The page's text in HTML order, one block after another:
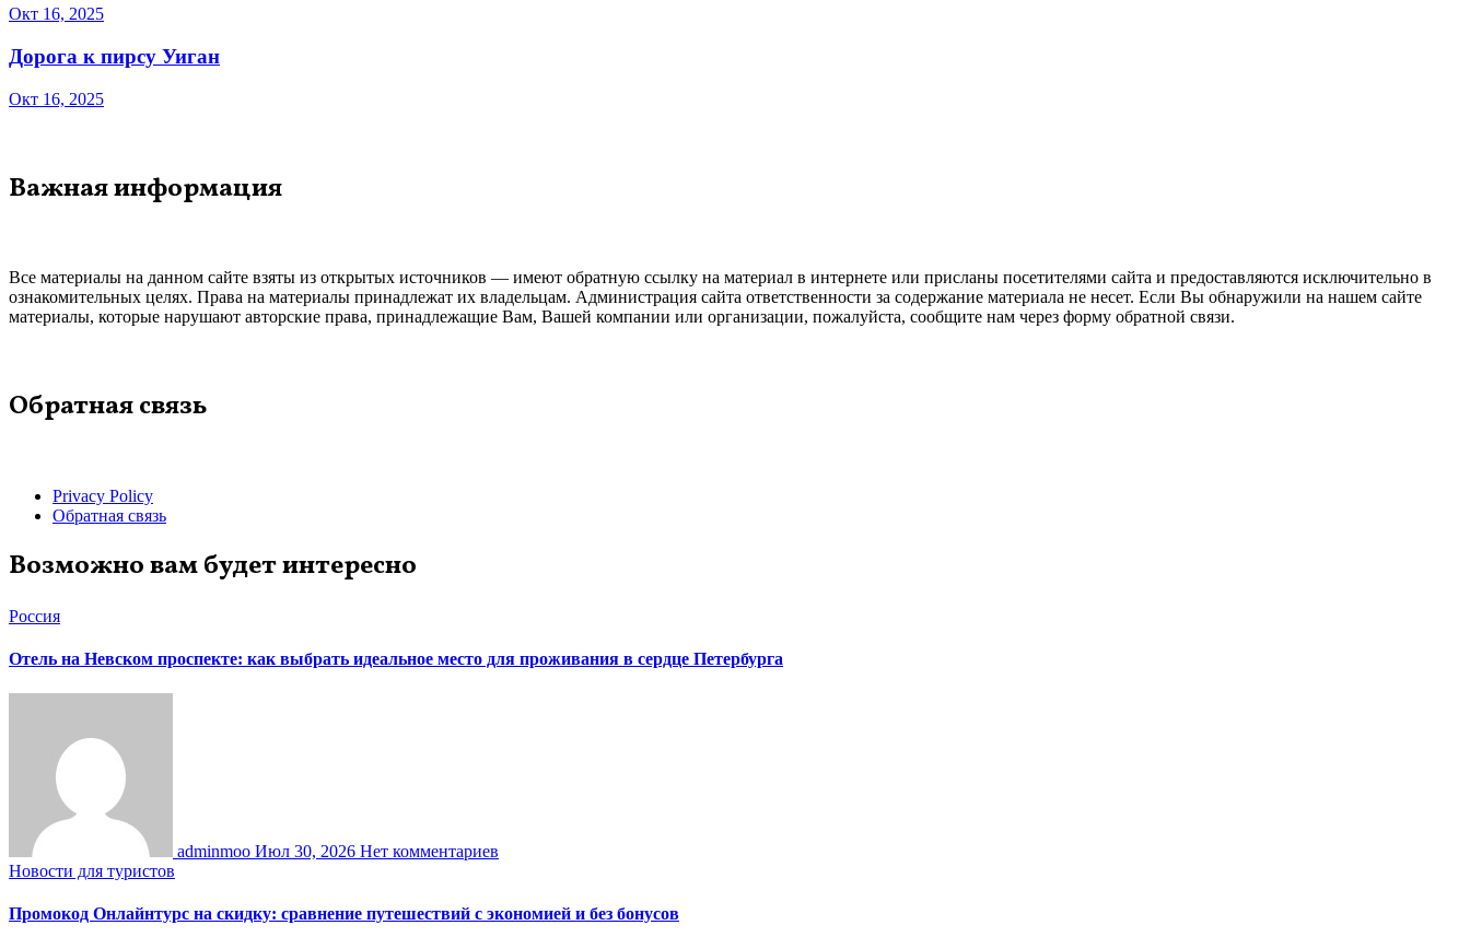
Окт 16, 2025
Дорога к пирсу Уиган
Окт 16, 2025
Важная информация
Все материалы на данном сайте взяты из открытых источников — имеют обратную ссылку на материал в интернете или присланы посетителями сайта и предоставляются исключительно в
ознакомительных целях. Права на материалы принадлежат их владельцам. Администрация сайта ответственности за содержание материала не несет. Если Вы обнаружили на нашем сайте
материалы, которые нарушают авторские права, принадлежащие Вам, Вашей компании или организации, пожалуйста, сообщите нам через форму обратной связи.
Обратная связь
Privacy Policy
Обратная связь
Возможно вам будет интересно
Россия
Отель на Невском проспекте: как выбрать идеальное место для проживания в сердце Петербурга
adminmoo Июл 30, 2026 Нет комментариев
Новости для туристов
Промокод Онлайнтурс на скидку: сравнение путешествий с экономией и без бонусов